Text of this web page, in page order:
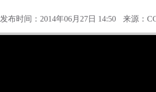
发布时间：2014年06月27日 14:50 来源：